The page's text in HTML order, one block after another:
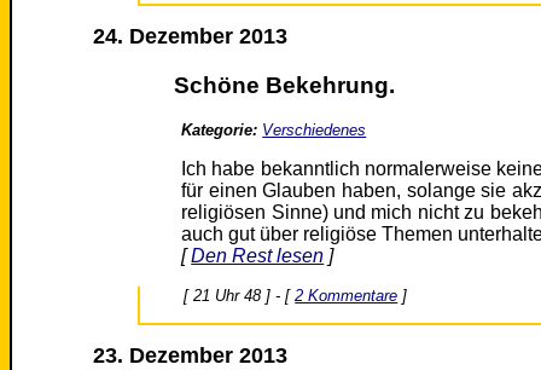
24. Dezember 2013
Schöne Bekehrung.
Kategorie: Verschiedenes
Ich habe bekanntlich normalerweise
für einen Glauben haben, solange sie
religiösen Sinne) und mich nicht zu
auch gut über religiöse Themen
[Den Rest lesen ]
[ 21 Uhr 48 ] - [2 Kommentare ]
23. Dezember 2013